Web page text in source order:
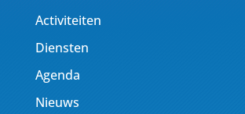
Activiteiten
Diensten
Agenda
Nieuws